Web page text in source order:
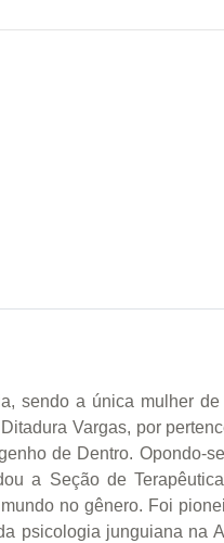
sendo a única mulher
Vargas, por
de Dentro. Opondo-
a Seção de
no gênero. Foi
psicologia junguiana na